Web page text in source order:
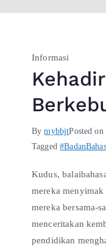
Informasi
BymybbjtPosted on
Tagged
Kudus,
mereka
mereka bersama-
menceritakan
pendidikan